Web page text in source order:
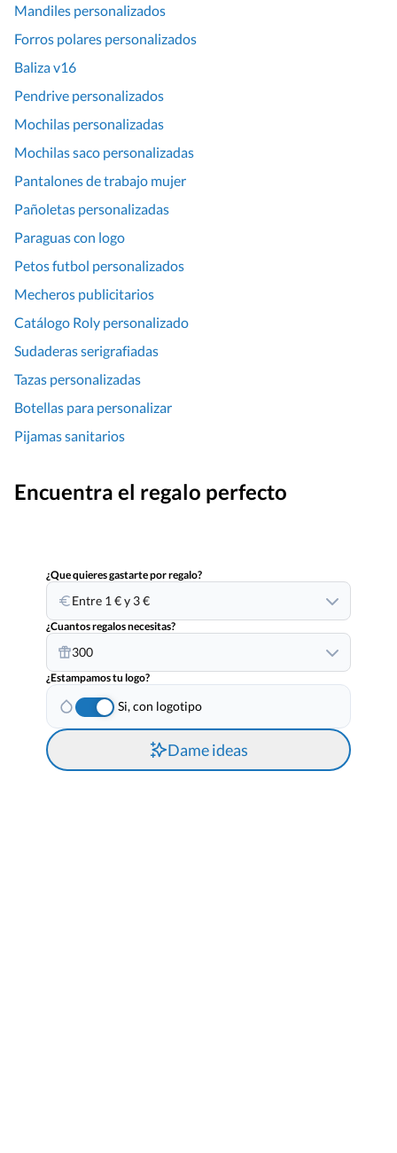
Mandiles personalizados
Forros polares personalizados
Baliza v16
Pendrive personalizados
Mochilas personalizadas
Mochilas saco personalizadas
Pantalones de trabajo mujer
Pañoletas personalizadas
Paraguas con logo
Petos futbol personalizados
Mecheros publicitarios
Catálogo Roly personalizado
Sudaderas serigrafiadas
Tazas personalizadas
Botellas para personalizar
Pijamas sanitarios
Encuentra el regalo perfecto
¿Que quieres gastarte por regalo?
Entre 1 € y 3 €
¿Cuantos regalos necesitas?
300
¿Estampamos tu logo?
Si, con logotipo
Dame ideas